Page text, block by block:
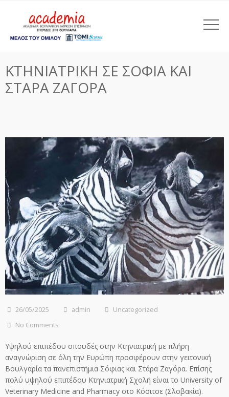
ΚΤΗΝΙΑΤΡΙΚΗ ΣΕ ΣΟΦΙΑ ΚΑΙ
ΣΤΑΡΑ ΖΑΓΟΡΑ
26/05/2025 admin
Uncategorized
No Comments
Υψηλού επιπέδου σπουδές στην Κτηνιατρική με πλήρη
αναγνώριση σε όλη την Ευρώπη προσφέρουν στην γειτονική
Βουλγαρία τα πανεπιστήμια Σόφιας και Στάρα Ζαγόρα. Επίσης
πολύ υψηλού επιπέδου Κτηνιατρική Σχολή είναι το University of
Veterinary Medicine and Pharmacy στο Κόσιτσε (Σλοβακία).